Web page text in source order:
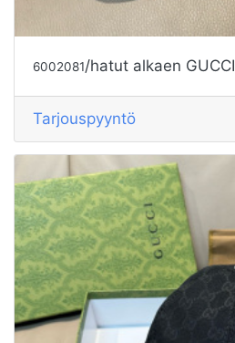
6002081/hatut alkaen GUCCI
Tarjouspyyntö